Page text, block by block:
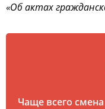
«Об актах
Чаще всего